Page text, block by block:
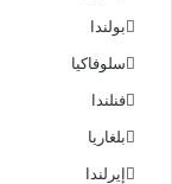
بولندا
سلوفاكيا
فنلندا
بلغاريا
إيرلندا